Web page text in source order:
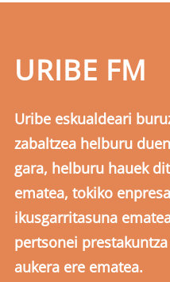
URIBE FM
Uribe eskualdeari
zabaltzea helburu
gara, helburu hauek
ematea, tokiko
ikusgarritasuna
pertsonei
aukera ere ematea.